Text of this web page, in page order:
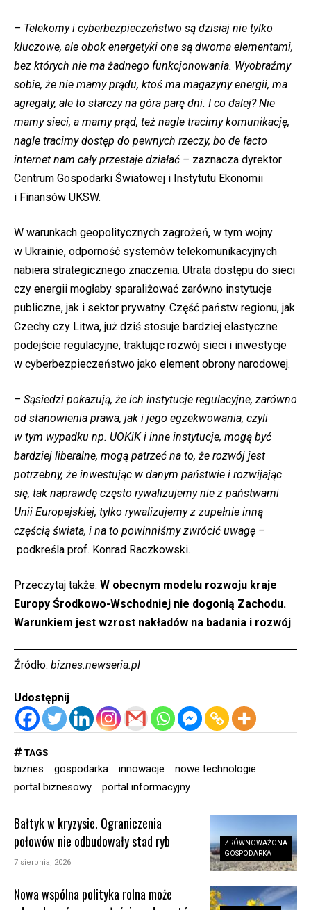
– Telekomy i cyberbezpieczeństwo są dzisiaj nie tylko
kluczowe, ale obok energetyki one są dwoma elementami,
bez których nie ma żadnego funkcjonowania. Wyobraźmy
sobie, że nie mamy prądu, ktoś ma magazyny energii, ma
agregaty, ale to starczy na góra parę dni. I co dalej? Nie
mamy sieci, a mamy prąd, też nagle tracimy komunikację,
nagle tracimy dostęp do pewnych rzeczy, bo de facto
internet nam cały przestaje działać – zaznacza dyrektor
Centrum Gospodarki Światowej i Instytutu Ekonomii
i Finansów UKSW.
W warunkach geopolitycznych zagrożeń, w tym wojny
w Ukrainie, odporność systemów telekomunikacyjnych
nabiera strategicznego znaczenia. Utrata dostępu do sieci
czy energii mogłaby sparaliżować zarówno instytucje
publiczne, jak i sektor prywatny. Część państw regionu, jak
Czechy czy Litwa, już dziś stosuje bardziej elastyczne
podejście regulacyjne, traktując rozwój sieci i inwestycje
w cyberbezpieczeństwo jako element obrony narodowej.
– Sąsiedzi pokazują, że ich instytucje regulacyjne, zarówno
od stanowienia prawa, jak i jego egzekwowania, czyli
w tym wypadku np. UOKiK i inne instytucje, mogą być
bardziej liberalne, mogą patrzeć na to, że rozwój jest
potrzebny, że inwestując w danym państwie i rozwijając
się, tak naprawdę często rywalizujemy nie z państwami
Unii Europejskiej, tylko rywalizujemy z zupełnie inną
częścią świata, i na to powinniśmy zwrócić uwagę –
podkreśla prof. Konrad Raczkowski.
Przeczytaj także: W obecnym modelu rozwoju kraje
Europy Środkowo-Wschodniej nie dogonią Zachodu.
Warunkiem jest wzrost nakładów na badania i rozwój
Źródło: biznes.newseria.pl
Udostępnij
TAGS
biznes gospodarka innowacje
nowe technologie
portal biznesowy
portal informacyjny
ZRÓWNOWAŻONA
GOSPODARKA
Bałtyk w kryzysie. Ograniczenia
połowów nie odbudowały stad ryb
7 sierpnia, 2026
Nowa wspólna polityka rolna może